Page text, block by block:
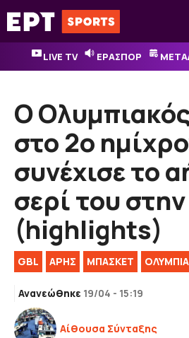
Μετάβαση
σε
περιεχόμενο
LIVE TV ΕΡΑΣΠΟΡ
Ο
στο 2ο
συνέχισε το
σερί του στην
(highlights)
GBL ΑΡΗΣ ΜΠΑΣΚΕΤ
Ανανεώθηκε 19/04 - 15:19
Αίθουσα Σύνταξης